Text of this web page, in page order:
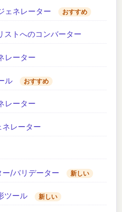
ェネレーター おすすめ
ストへのコンバーター
レーター
ル おすすめ
レーター
レーター
/バリデーター 新しい
ツール 新しい